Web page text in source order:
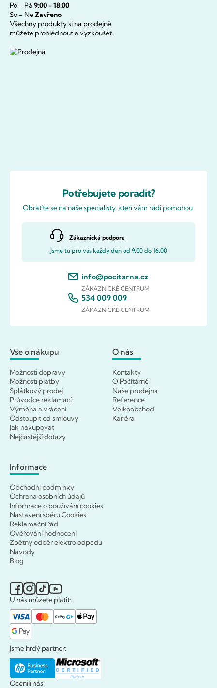
Po - Pá 9:00 - 18:00
So - NeZavřeno
Všechny produkty si na prodejně
můžete prohlédnout a vyzkoušet.
Potřebujete poradit?
Obraťte se na naše specialisty, kteří vám rádi pomohou.
Zákaznická podpora
Jsme tu pro vás každý den od 9.00 do 16.00
info@pocitarna.cz
ZÁKAZNICKÉ CENTRUM
534 009 009
ZÁKAZNICKÉ CENTRUM
Vše o nákupu
Možnosti dopravy
Možnosti platby
Splátkový prodej
Průvodce reklamací
Výměna a vrácení
Odstoupit od smlouvy
Jak nakupovat
Nejčastější dotazy
O nás
Kontakty
O Počítárně
Naše prodejna
Reference
Velkoobchod
Kariéra
Informace
Obchodní podmínky
Ochrana osobních údajů
Informace o používání cookies
Nastavení sběru Cookies
Reklamační řád
Ověřování hodnocení
Zpětný odběr elektro odpadu
Návody
Blog
U nás můžete platit:
Jsme hrdý partner:
Ocenili nás: